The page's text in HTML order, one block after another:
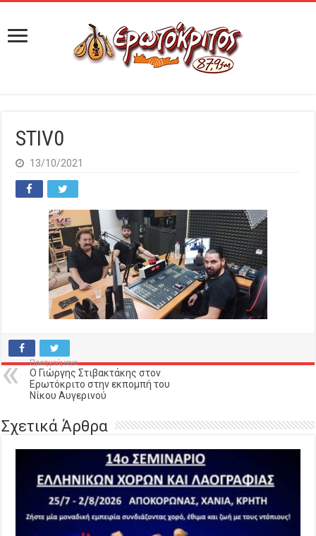
STIV0
13/10/2021
Προηγούμενο
O Γιώργης Στιβακτάκης στον
Ερωτόκριτο στην εκπομπή του
Νίκου Αυγερινού
Σχετικά Άρθρα